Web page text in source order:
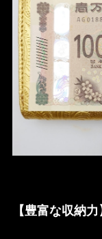
【豊富な収納力